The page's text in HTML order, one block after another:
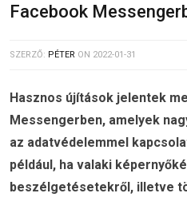
Facebook
SZERZŐ: PÉTER ON 2022-01-31
Hasznos újítások jelentek
Messengerben, amelyek
az adatvédelemmel
például, ha valaki
beszélgetésetekről, illetve